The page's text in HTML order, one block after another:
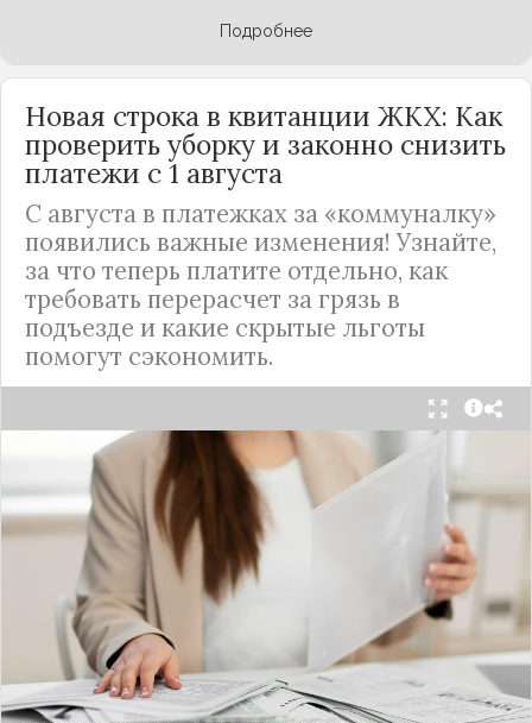
Подробнее
Новая строка в квитанции ЖКХ: Как
проверить уборку и законно снизить
платежи с 1 августа
С августа в платежках за «коммуналку»
появились важные изменения! Узнайте,
за что теперь платите отдельно, как
требовать перерасчет за грязь в
подъезде и какие скрытые льготы
помогут сэкономить.
С 1 августа в квитанциях за жилищно-
коммунальные услуги введено важное
новшество. Как поясняет автор канала "ВЗО
ProДеньги", теперь уборка мест общего
пользования (МОП) выделена в отдельную
строку. Это дает жильцам четкое понимание, за
что именно они платят.
Новые нормы строго регламентируют частоту
уборки: мытье полов и лестниц должно
проводиться несколько раз в неделю, удаление
пыли – еженедельно, а уборка снега – по мере